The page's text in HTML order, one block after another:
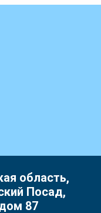
область,
Посад,
87